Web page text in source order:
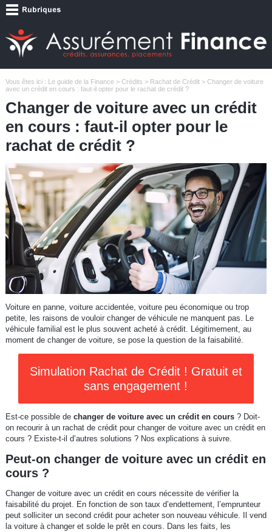
Vous êtes ici : Le guide de la Finance> Crédits > Rachat de Crédit> Changer de voiture
avec un crédit en cours : faut-il opter pour le rachat de crédit ?
Changer de voiture avec un crédit
en cours : faut-il opter pour le
rachat de crédit ?
Voiture en panne, voiture accidentée, voiture peu économique ou trop
petite, les raisons de vouloir changer de véhicule ne manquent pas. Le
véhicule familial est le plus souvent acheté à crédit. Légitimement, au
moment de changer de voiture, se pose la question de la faisabilité.
Simulation Rachat de Crédit ! Gratuit et
sans engagement !
Est-ce possible de changer de voiture avec un crédit en cours? Doit-
on recourir à un rachat de crédit pour changer de voiture avec un crédit en
cours ? Existe-t-il d’autres solutions ? Nos explications à suivre.
Peut-on changer de voiture avec un crédit en
cours ?
Changer de voiture avec un crédit en cours nécessite de vérifier la
faisabilité du projet. En fonction de son taux d’endettement, l’emprunteur
peut solliciter un second crédit pour acheter son nouveau véhicule. Il vend
la voiture à changer et solde le prêt en cours. Dans les faits, les